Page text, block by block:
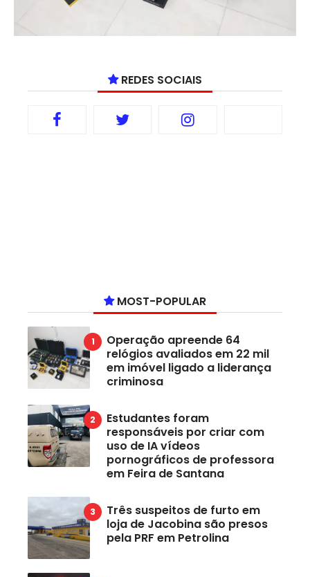
REDES SOCIAIS
MOST-POPULAR
Operação apreende 64
relógios avaliados em 22 mil
em imóvel ligado a liderança
criminosa
Estudantes foram
responsáveis por criar com
uso de IA vídeos
pornográficos de professora
em Feira de Santana
Três suspeitos de furto em
loja de Jacobina são presos
pela PRF em Petrolina